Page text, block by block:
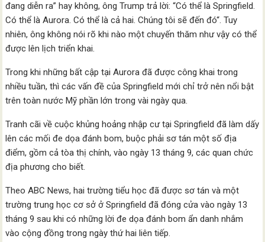
đang diễn ra” hay không, ông Trump trả lời: “Có thể là Springfield.
Có thể là Aurora. Có thể là cả hai. Chúng tôi sẽ đến đó“. Tuy
nhiên, ông không nói rõ khi nào một chuyến thăm như vậy có thể
được lên lịch triển khai.
Trong khi những bất cập tại Aurora đã được công khai trong
nhiều tuần, thì các vấn đề của Springfield mới chỉ trở nên nổi bật
trên toàn nước Mỹ phần lớn trong vài ngày qua.
Tranh cãi về cuộc khủng hoảng nhập cư tại Springfield đã làm dấy
lên các mối đe dọa đánh bom, buộc phải sơ tán một số địa
điểm, gồm cả tòa thị chính, vào ngày 13 tháng 9, các quan chức
địa phương cho biết.
Theo ABC News, hai trường tiểu học đã được sơ tán và một
trường trung học cơ sở ở Springfield đã đóng cửa vào ngày 13
tháng 9 sau khi có những lời đe dọa đánh bom ẩn danh nhắm
vào cộng đồng trong ngày thứ hai liên tiếp.